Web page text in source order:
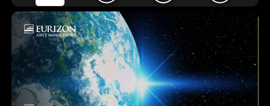
Questo sito web utilizza i cookie
Utilizziamo i cookie per personalizzare contenuti ed
annunci, per fornire funzionalità dei social media e per
analizzare il nostro traffico. Condividiamo inoltre
informazioni sul modo in cui utilizza il nostro sito con i